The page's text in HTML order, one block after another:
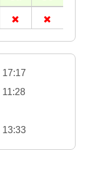
17:17
11:28
13:33